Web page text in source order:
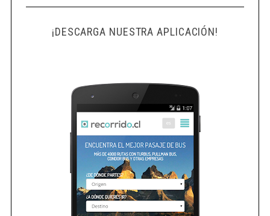
¡DESCARGA NUESTRA APLICACIÓN!
r